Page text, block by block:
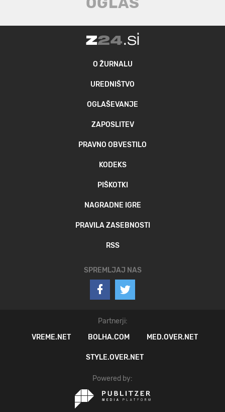
O ŽURNALU
UREDNIŠTVO
OGLAŠEVANJE
ZAPOSLITEV
PRAVNO OBVESTILO
KODEKS
PIŠKOTKI
NAGRADNE IGRE
PRAVILA ZASEBNOSTI
RSS
SPREMLJAJ NAS
Partnerji:
VREME.NET
BOLHA.COM MED.OVER.NET
STYLE.OVER.NET
Powered by: